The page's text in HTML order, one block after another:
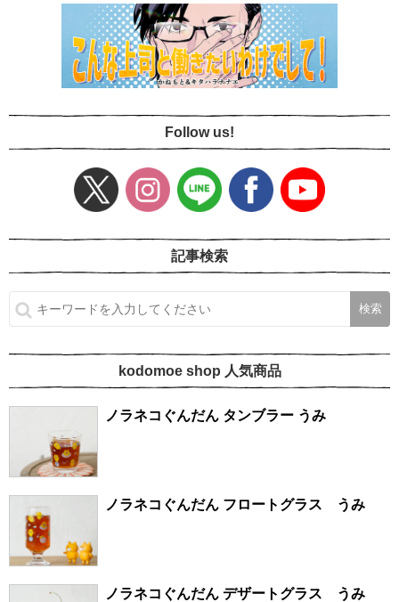
Follow us!
記事検索
kodomoe shop 人気商品
ノラネコぐんだん タンブラー うみ
ノラネコぐんだん フロートグラス うみ
ノラネコぐんだん デザートグラス うみ